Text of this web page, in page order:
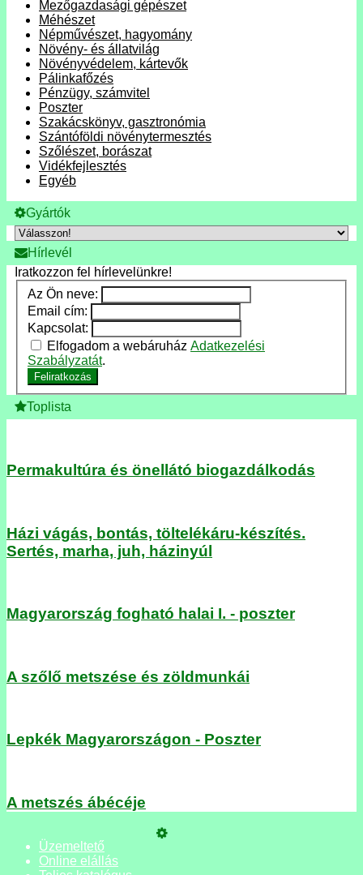
Mezőgazdasági gépészet
Méhészet
Népművészet, hagyomány
Növény- és állatvilág
Növényvédelem, kártevők
Pálinkafőzés
Pénzügy, számvitel
Poszter
Szakácskönyv, gasztronómia
Szántóföldi növénytermesztés
Szőlészet, borászat
Vidékfejlesztés
Egyéb
Gyártók
Hírlevél
Iratkozzon fel hírlevelünkre!
Az Ön neve:
Email cím:
Kapcsolat:
Elfogadom a webáruház Adatkezelési
Szabályzatát.
Feliratkozás
Toplista
Permakultúra és önellátó biogazdálkodás
Házi vágás, bontás, töltelékáru-készítés.
Sertés, marha, juh, házinyúl
Magyarország fogható halai I. - poszter
A szőlő metszése és zöldmunkái
Lepkék Magyarországon - Poszter
A metszés ábécéje
Üzemeltető
Online elállás